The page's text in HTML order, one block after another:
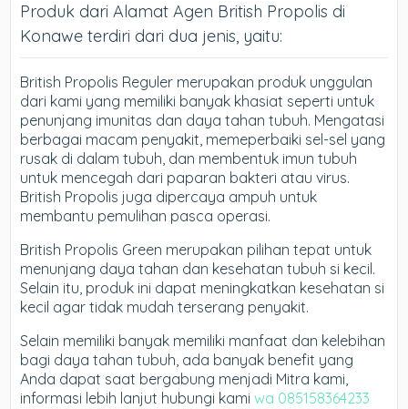
Produk dari Alamat Agen British Propolis di
Konawe terdiri dari dua jenis, yaitu:
British Propolis Reguler merupakan produk unggulan
dari kami yang memiliki banyak khasiat seperti untuk
penunjang imunitas dan daya tahan tubuh. Mengatasi
berbagai macam penyakit, memeperbaiki sel-sel yang
rusak di dalam tubuh, dan membentuk imun tubuh
untuk mencegah dari paparan bakteri atau virus.
British Propolis juga dipercaya ampuh untuk
membantu pemulihan pasca operasi.
British Propolis Green merupakan pilihan tepat untuk
menunjang daya tahan dan kesehatan tubuh si kecil.
Selain itu, produk ini dapat meningkatkan kesehatan si
kecil agar tidak mudah terserang penyakit.
Selain memiliki banyak memiliki manfaat dan kelebihan
bagi daya tahan tubuh, ada banyak benefit yang
Anda dapat saat bergabung menjadi Mitra kami,
informasi lebih lanjut hubungi kamiwa 085158364233